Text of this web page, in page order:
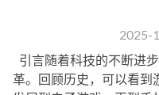
2025-
引言随着科技的不断进
革。回顾历史，可以看到